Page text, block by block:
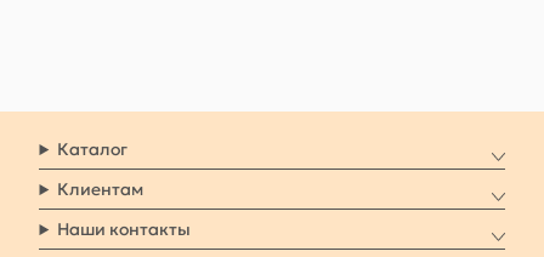
Каталог
Клиентам
Наши контакты